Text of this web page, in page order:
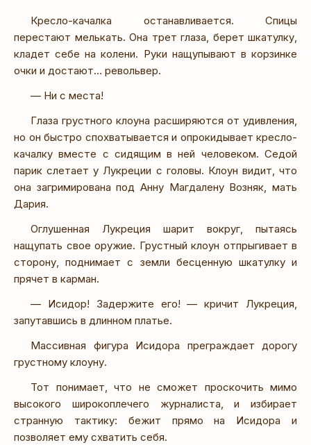
Кресло-качалка останавливается. Спицы
перестают мелькать. Она трет глаза, берет шкатулку,
кладет себе на колени. Руки нащупывают в корзинке
очки и достают… револьвер.
— Ни с места!
Глаза грустного клоуна расширяются от удивления,
но он быстро спохватывается и опрокидывает кресло-
качалку вместе с сидящим в ней человеком. Седой
парик слетает у Лукреции с головы. Клоун видит, что
она загримирована под Анну Магдалену Возняк, мать
Дария.
Оглушенная Лукреция шарит вокруг, пытаясь
нащупать свое оружие. Грустный клоун отпрыгивает в
сторону, поднимает с земли бесценную шкатулку и
прячет в карман.
— Исидор! Задержите его! — кричит Лукреция,
запутавшись в длинном платье.
Массивная фигура Исидора преграждает дорогу
грустному клоуну.
Тот понимает, что не сможет проскочить мимо
высокого широкоплечего журналиста, и избирает
странную тактику: бежит прямо на Исидора и
позволяет ему схватить себя.